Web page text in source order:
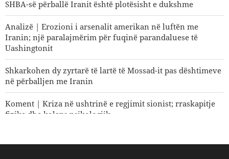
SHBA-së përballë Iranit është plotësisht e dukshme
Analizë | Erozioni i arsenalit amerikan në luftën me
Iranin; një paralajmërim për fuqinë parandaluese të
Uashingtonit
Shkarkohen dy zyrtarë të lartë të Mossad-it pas dështimeve
në përballjen me Iranin
Koment | Kriza në ushtrinë e regjimit sionist; rraskapitje
fizike dhe kolaps psikologjik
vendeve të rajonit është një domosdoshmëri?